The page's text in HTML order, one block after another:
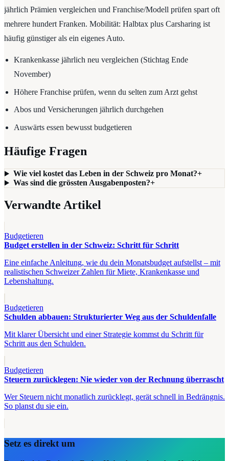
jährlich Prämien vergleichen und Franchise/Modell prüfen spart oft
mehrere hundert Franken. Mobilität: Halbtax plus Carsharing ist
häufig günstiger als ein eigenes Auto.
Krankenkasse jährlich neu vergleichen (Stichtag Ende
November)
Höhere Franchise prüfen, wenn du selten zum Arzt gehst
Abos und Versicherungen jährlich durchgehen
Auswärts essen bewusst budgetieren
Häufige Fragen
Wie viel kostet das Leben in der Schweiz pro Monat?+
Was sind die grössten Ausgabenposten?+
Verwandte Artikel
Budgetieren
Budget erstellen in der Schweiz: Schritt für Schritt
Eine einfache Anleitung, wie du dein Monatsbudget aufstellst – mit
realistischen Schweizer Zahlen für Miete, Krankenkasse und
Lebenshaltung.
Budgetieren
Schulden abbauen: Strukturierter Weg aus der Schuldenfalle
Mit klarer Übersicht und einer Strategie kommst du Schritt für
Schritt aus den Schulden.
Budgetieren
Steuern zurücklegen: Nie wieder von der Rechnung überrascht
Wer Steuern nicht monatlich zurücklegt, gerät schnell in Bedrängnis.
So planst du sie ein.
Setz es direkt um